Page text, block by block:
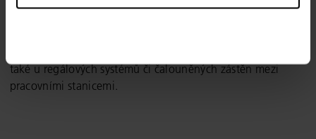
také u regálových systémů či čalouněných zástěn mezi
pracovními stanicemi.